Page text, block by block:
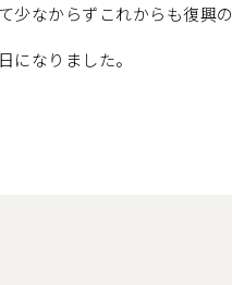
少なからずこれからも復興の
になりました。